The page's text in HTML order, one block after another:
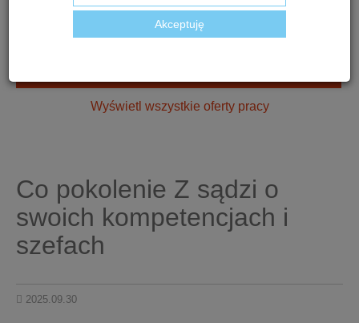
Akceptuję
Wyświetl wszystkie oferty pracy
Co pokolenie Z sądzi o
swoich kompetencjach i
szefach
2025.09.30